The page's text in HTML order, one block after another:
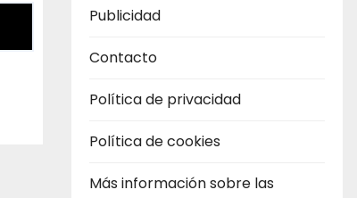
Publicidad
Contacto
Política de privacidad
Política de cookies
Más información sobre las